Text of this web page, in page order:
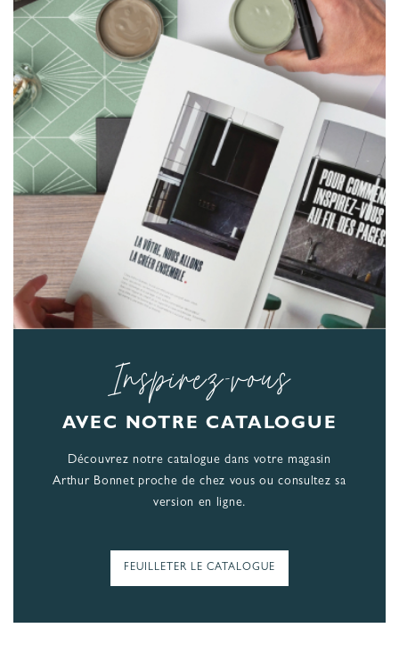
Inspirez-vous
AVEC NOTRE CATALOGUE
Découvrez notre catalogue dans votre magasin
Arthur Bonnet proche de chez vous ou consultez sa
version en ligne.
FEUILLETER LE CATALOGUE